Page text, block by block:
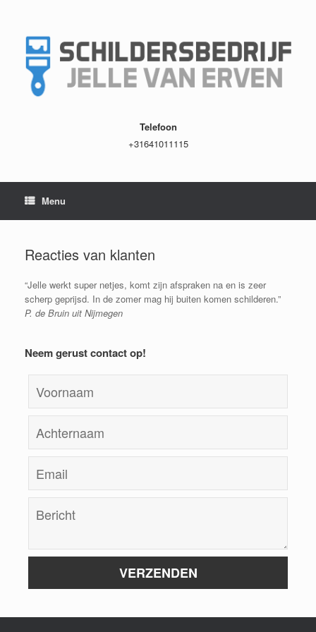
Telefoon
+31641011115
Menu
Reacties van klanten
“Jelle werkt super netjes, komt zijn afspraken na en is zeer
scherp geprijsd. In de zomer mag hij buiten komen schilderen.”
P. de Bruin uit Nijmegen
Neem gerust contact op!